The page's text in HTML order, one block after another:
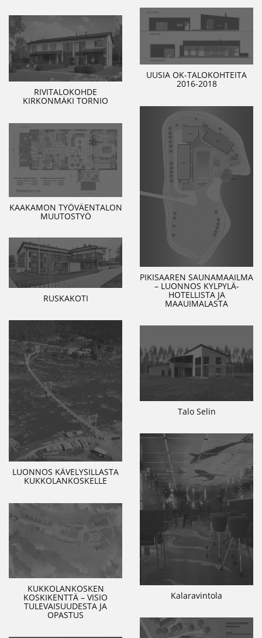
UUSIA OK-TALOKOHTEITA
2016-2018
RIVITALOKOHDE
KIRKONMÄKI TORNIO
PIKISAAREN SAUNAMAAILMA
– LUONNOS KYLPYLÄ-
HOTELLISTA JA
MAAUIMALASTA
KAAKAMON TYÖVÄENTALON
MUUTOSTYÖ
RUSKAKOTI
LUONNOS KÄVELYSILLASTA
KUKKOLANKOSKELLE
Talo Selin
Kalaravintola
KUKKOLANKOSKEN
KOSKIKENTTÄ – VISIO
TULEVAISUUDESTA JA
OPASTUS